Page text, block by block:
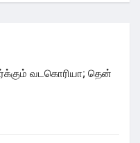
வடகொரியா; தென்